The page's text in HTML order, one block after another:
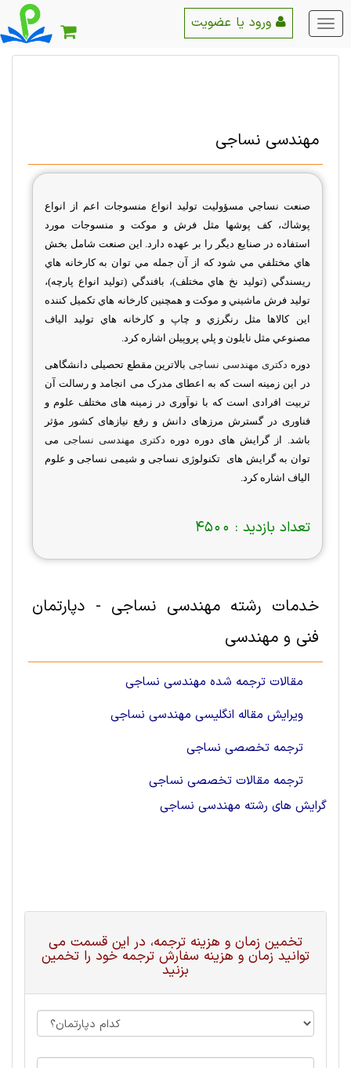
منو
اصلی
مهندسی نساجی
صنعت نساجي مسؤوليت توليد انواع منسوجات اعم از انواع
پوشاك، كف پوشها مثل فرش و موكت و منسوجات مورد
استفاده در صنايع ديگر را بر عهده دارد. اين صنعت شامل بخش
هاي مختلفي مي شود كه از آن جمله مي توان به كارخانه هاي
ريسندگي (توليد نخ هاي مختلف)، بافندگي (توليد انواع پارچه)،
توليد فرش ماشيني و موكت و همچنين كارخانه هاي تكميل كننده
اين كالاها مثل رنگرزي و چاپ و كارخانه هاي توليد الياف
مصنوعي مثل نايلون و پلي پروپيلن اشاره كرد.
دوره دکتری مهندسی نساجیبالاترین مقطع تحصیلی دانشگاهی
در این زمینه است که به اعطای مدرک می انجامد و رسالت آن
تربیت افرادی است که با نوآوری در زمینه های مختلف علوم و
فناوری در گسترش مرزهای دانش و رفع نیازهای کشور مؤثر
باشد. از گرایش های دوره دوره دکتری مهندسی نساجیمی
توان به گرایش های تکنولوژی نساجی و شیمی نساجی و علوم
الیاف اشاره کرد.
تعداد بازدید : 4500
خدمات رشته مهندسی نساجی - دپارتمان
فنی و مهندسی
مقالات ترجمه شده مهندسی نساجی
ویرایش مقاله انگلیسی مهندسی نساجی
ترجمه تخصصی نساجی
ترجمه مقالات تخصصی نساجی
گرایش های رشته مهندسی نساجی
تخمین زمان و هزینه ترجمه، در این قسمت می
توانید زمان و هزینه سفارش ترجمه خود را تخمین
بزنید